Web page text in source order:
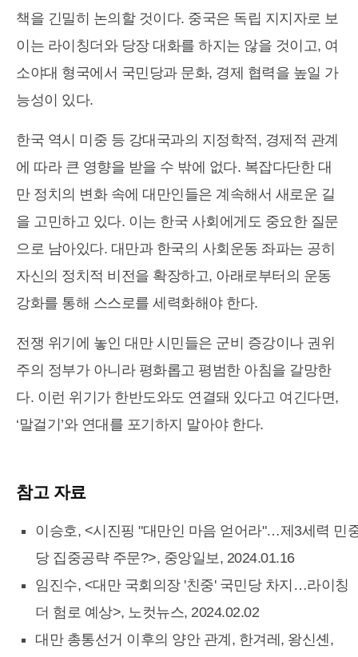
책을 긴밀히 논의할 것이다. 중국은 독립 지지자로 보
이는 라이칭더와 당장 대화를 하지는 않을 것이고, 여
소야대 형국에서 국민당과 문화, 경제 협력을 높일 가
능성이 있다.
한국 역시 미중 등 강대국과의 지정학적, 경제적 관계
에 따라 큰 영향을 받을 수 밖에 없다. 복잡다단한 대
만 정치의 변화 속에 대만인들은 계속해서 새로운 길
을 고민하고 있다. 이는 한국 사회에게도 중요한 질문
으로 남아있다. 대만과 한국의 사회운동 좌파는 공히
자신의 정치적 비전을 확장하고, 아래로부터의 운동
강화를 통해 스스로를 세력화해야 한다.
전쟁 위기에 놓인 대만 시민들은 군비 증강이나 권위
주의 정부가 아니라 평화롭고 평범한 아침을 갈망한
다. 이런 위기가 한반도와도 연결돼 있다고 여긴다면,
‘말걸기’와 연대를 포기하지 말아야 한다.
참고 자료
이승호, <시진핑 "대만인 마음 얻어라"…제3세력 민
당 집중공략 주문?>, 중앙일보, 2024.01.16
임진수, <대만 국회의장 '친중' 국민당 차지…라이칭
더 험로 예상>, 노컷뉴스, 2024.02.02
대만 총통선거 이후의 양안 관계, 한겨레, 왕신셴,